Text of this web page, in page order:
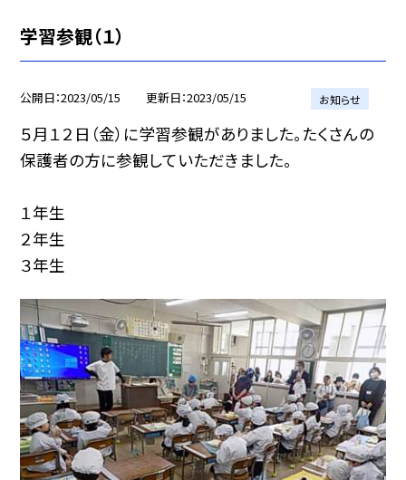
学習参観（１）
公開日 2023/05/15 更新日 2023/05/15 お知らせ
５月１２日（金）に学習参観がありました。たくさんの
保護者の方に参観していただきました。
１年生
２年生
３年生